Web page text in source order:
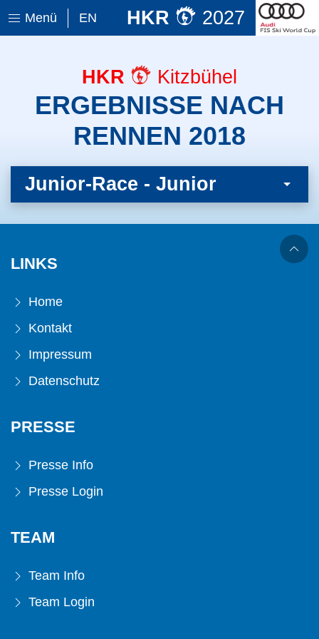
Menü EN HKR 2027
HKR Kitzbühel
ERGEBNISSE NACH
RENNEN 2018
Junior-Race - Junior
LINKS
Home
Kontakt
Impressum
Datenschutz
PRESSE
Presse Info
Presse Login
TEAM
Team Info
Team Login